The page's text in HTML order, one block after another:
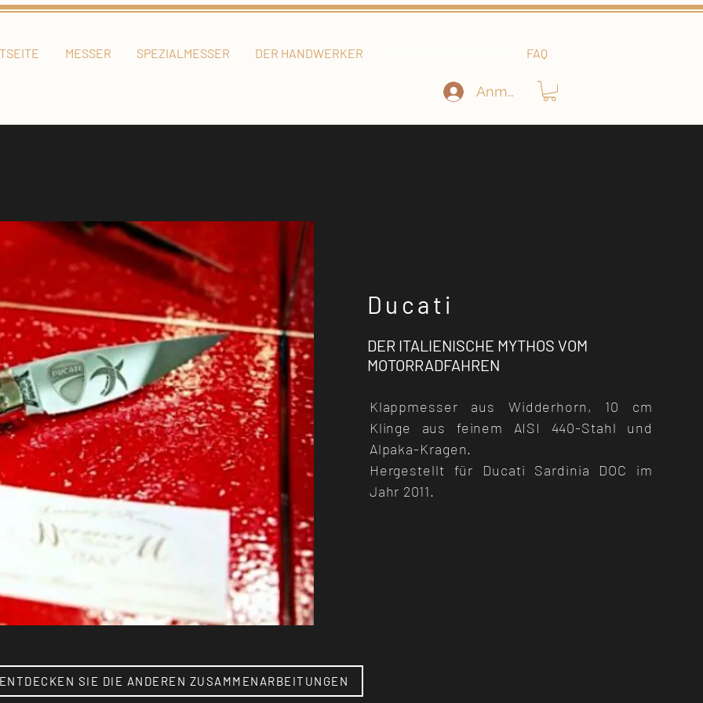
MESSER SPEZIALMESSER DER HANDWERKER FAQ
Anmelden
Ducati
DER ITALIENISCHE MYTHOS VOM
MOTORRADFAHREN
Klappmesser aus Widderhorn, 10 cm
Klinge aus feinem AISI 440-Stahl und
Alpaka-Kragen.
Hergestellt für Ducati Sardinia DOC im
Jahr 2011.
SIE DIE ANDEREN ZUSAMMENARBEITUNGEN